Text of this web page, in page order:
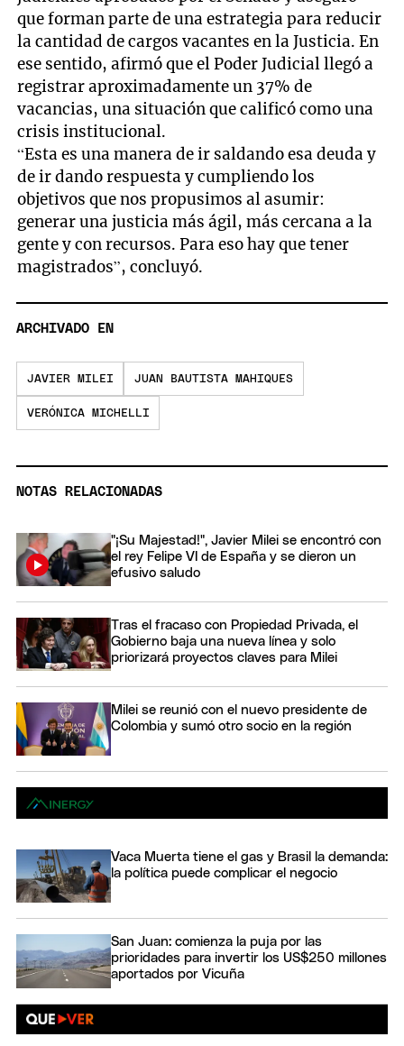
que forman parte de una estrategia para reducir
la cantidad de cargos vacantes en la Justicia. En
ese sentido, afirmó que el Poder Judicial llegó a
registrar aproximadamente un 37% de
vacancias, una situación que calificó como una
crisis institucional.
“Esta es una manera de ir saldando esa deuda y
de ir dando respuesta y cumpliendo los
objetivos que nos propusimos al asumir:
generar una justicia más ágil, más cercana a la
gente y con recursos. Para eso hay que tener
magistrados”, concluyó.
ARCHIVADO EN
JAVIER MILEI JUAN BAUTISTA MAHIQUES
VERÓNICA MICHELLI
NOTAS RELACIONADAS
"¡Su Majestad!", Javier Milei se encontró con
el rey Felipe VI de España y se dieron un
efusivo saludo
Tras el fracaso con Propiedad Privada, el
Gobierno baja una nueva línea y solo
priorizará proyectos claves para Milei
Milei se reunió con el nuevo presidente de
Colombia y sumó otro socio en la región
Vaca Muerta tiene el gas y Brasil la demanda:
la política puede complicar el negocio
San Juan: comienza la puja por las
prioridades para invertir los US$250 millones
aportados por Vicuña